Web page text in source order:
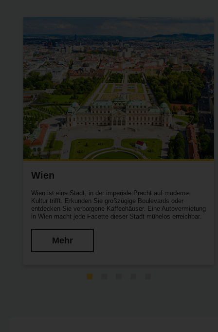
Wien
Wien ist eine Stadt, in der imperiale Pracht auf moderne
Kultur trifft. Erkunden Sie großzügige Boulevards oder
entdecken Sie verborgene Kaffeehäuser. Eine Autovermietung
in Wien macht jede Facette dieser Stadt mühelos erreichbar.
Mehr